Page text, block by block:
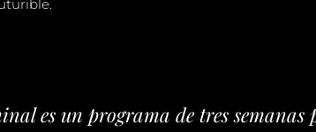
es un programa de tres